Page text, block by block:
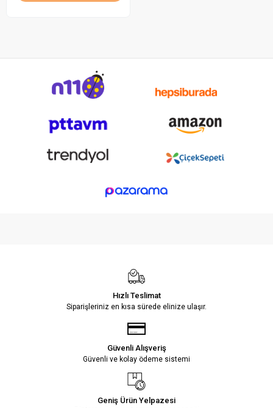
Hızlı Teslimat
Siparişleriniz en kısa sürede elinize ulaşır.
Güvenli Alışveriş
Güvenli ve kolay ödeme sistemi
Geniş Ürün Yelpazesi